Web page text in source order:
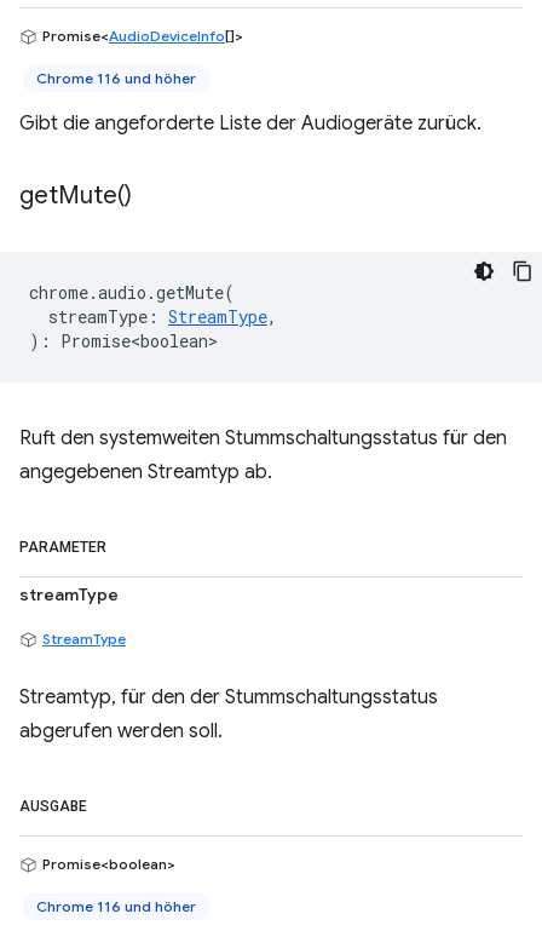
Promise<AudioDeviceInfo[]>
Chrome 116 und höher
Gibt die angeforderte Liste der Audiogeräte zurück.
getMute()
chrome.audio .getMute(
streamType : StreamType,
) : Promise<boolean>
Ruft den systemweiten Stummschaltungsstatus für den
angegebenen Streamtyp ab.
PARAMETER
streamType
StreamType
Streamtyp, für den der Stummschaltungsstatus
abgerufen werden soll.
AUSGABE
Promise<boolean>
Chrome 116 und höher